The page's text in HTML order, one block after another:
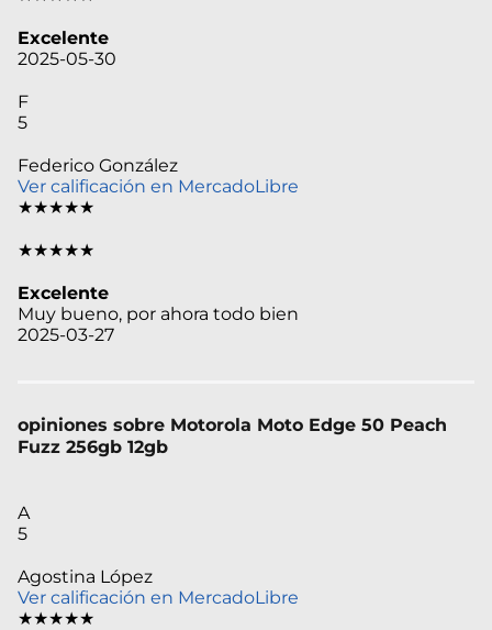
Excelente
2025-05-30
F
5
Federico González
Ver calificación en MercadoLibre
★★★★★
★★★★★
Excelente
Muy bueno, por ahora todo bien
2025-03-27
opiniones sobre Motorola Moto Edge 50 Peach
Fuzz 256gb 12gb
A
5
Agostina López
Ver calificación en MercadoLibre
★★★★★